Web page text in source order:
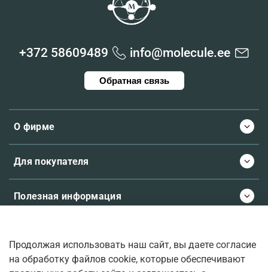
О фирме
Для покупателя
Полезная информация
+372 58609489 info@molecule.ee
Обратная связь
© 2026 Molecule.ee. Все права защищены
Продолжая использовать наш сайт, вы даете согласие
на обработку файлов cookie, которые обеспечивают